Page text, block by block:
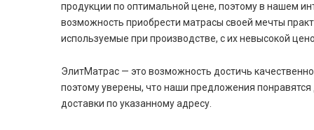
продукции по оптимальной цене, поэтому в нашем
возможность приобрести матрасы своей мечты
используемые при производстве, с их невысокой
ЭлитМатрас — это возможность достичь
поэтому уверены, что наши предложения
доставки по указанному адресу.